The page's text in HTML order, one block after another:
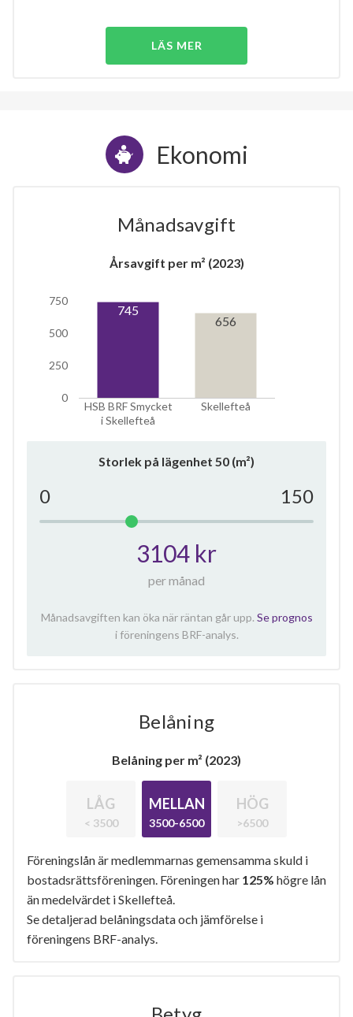
LÄS MER
Ekonomi
Månadsavgift
Årsavgift per m² (2023)
HSB BRF Smycket
i Skellefteå
Skellefteå
0
250
500
750
745
656
Storlek på lägenhet 50 (m²)
0 150
3104 kr
per månad
Månadsavgiften kan öka när räntan går upp. Se prognos
i föreningens BRF-analys.
Belåning
Belåning per m² (2023)
LÅG
< 3500
MELLAN
3500-6500
HÖG
>6500
Föreningslån är medlemmarnas gemensamma skuld i
bostadsrättsföreningen. Föreningen har 125% högre lån
än medelvärdet i Skellefteå.
Se detaljerad belåningsdata och jämförelse i
föreningens BRF-analys.